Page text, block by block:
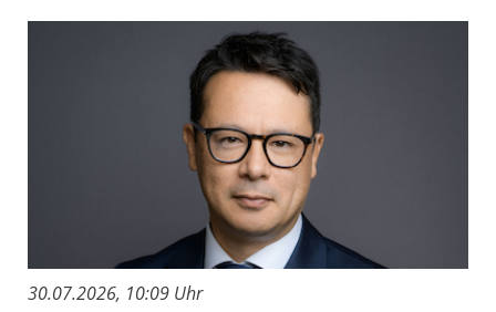
30.07.2026, 10:09 Uhr